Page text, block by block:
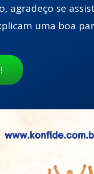
agradeço se
uma boa